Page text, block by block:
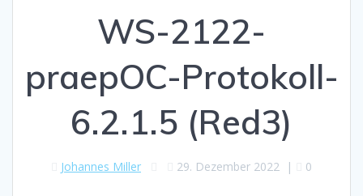
WS-2122-
praepOC-Protokoll-
6.2.1.5 (Red3)
Johannes Miller 29. Dezember 2022 | 0